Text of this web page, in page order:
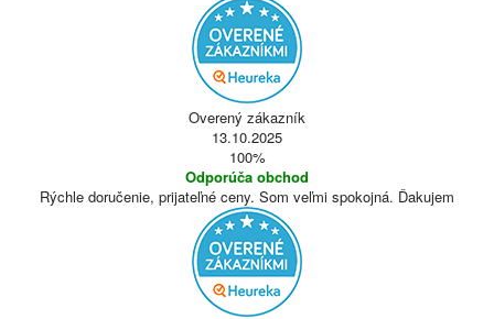
Overený zákazník
13.10.2025
100%
Odporúča obchod
Rýchle doručenie, prijateľné ceny. Som veľmi spokojná. Ďakujem